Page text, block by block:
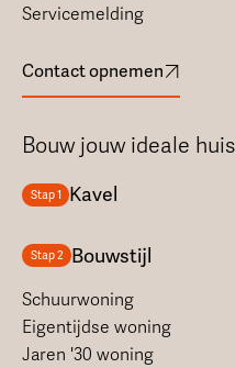
Servicemelding
Contact opnemen
Bouw jouw ideale huis
Stap 1 Kavel
Stap 2 Bouwstijl
Schuurwoning
Eigentijdse woning
Jaren '30 woning